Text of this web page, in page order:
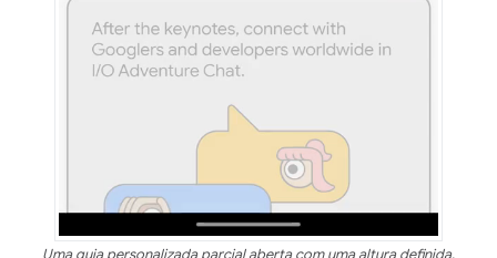
Uma guia personalizada parcial aberta com uma altura definida.